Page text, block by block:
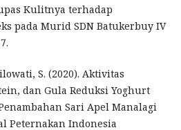
Kulitnya terhadap
pada Murid SDN Batukerbuy IV
S. (2020). Aktivitas
dan Gula Reduksi Yoghurt
Sari Apel Manalagi
Peternakan Indonesia